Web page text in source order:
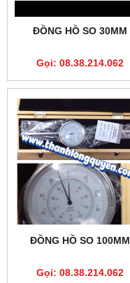
ĐỒNG HỒ SO 30MM
Gọi: 08.38.214.062
ĐỒNG HỒ SO 100MM
Gọi: 08.38.214.062